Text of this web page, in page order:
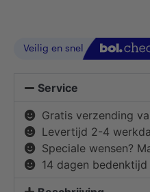
Service
Gratis verzending
Levertijd 2-4
Speciale wensen?
14 dagen bedenktijd